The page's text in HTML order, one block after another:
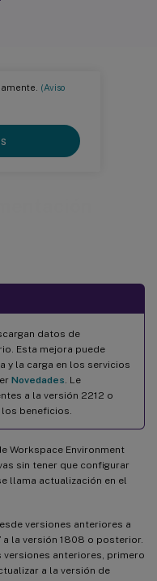
(Aviso
datos de
Esta mejora puede
y la carga en los servicios
Novedades . Le
a la versión 2212 o
beneficios.
Workspace Environment
sin tener que configurar
llama actualización en el
versiones anteriores a
a la versión 1808 o posterior.
versiones anteriores, primero
a la versión de